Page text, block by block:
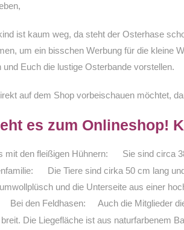
ist kaum weg, da steht der Osterhase
um ein bisschen Werbung für die kleine
und Euch die lustige Osterbande vorstellen.
auf dem Shop vorbeischauen möchtet,
es zum Onlineshop!
mit den fleißigen Hühnern: Sie sind circa
Die Tiere sind cirka 50 cm lang
und die Unterseite aus einer
Bei den Feldhasen:
Auch die Mitglieder
Die Liegefläche ist aus naturfarbenem